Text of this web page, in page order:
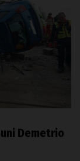
Demetrio